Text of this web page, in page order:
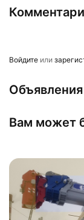
Войдите или
Вам может